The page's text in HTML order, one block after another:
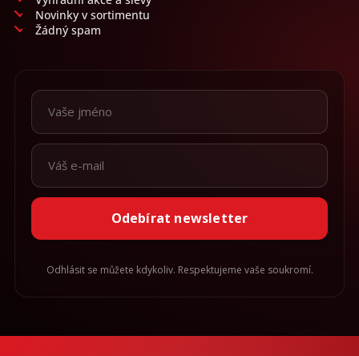
Novinky v sortimentu
Žádný spam
Odebírat newsletter
Odhlásit se můžete kdykoliv. Respektujeme vaše soukromí.